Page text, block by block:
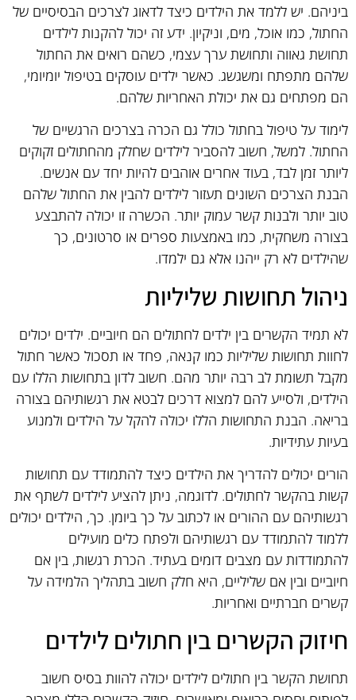
ביניהם. יש ללמד את הילדים כיצד לדאוג לצרכים הבסיסיים של
החתול, כמו אוכל, מים, וניקיון. ידע זה יכול להקנות לילדים
תחושת גאווה ותחושת ערך עצמי, כשהם רואים את החתול
שלהם מתפתח ומשגשג. כאשר ילדים עוסקים בטיפול יומיומי,
הם מפתחים גם את יכולת האחריות שלהם.
לימוד על טיפול בחתול כולל גם הכרה בצרכים הרגשיים של
החתול. למשל, חשוב להסביר לילדים שחלק מהחתולים זקוקים
ליותר זמן לבד, בעוד אחרים אוהבים להיות יחד עם אנשים.
הבנת הצרכים השונים תעזור לילדים להבין את החתול שלהם
טוב יותר ולבנות קשר עמוק יותר. הכשרה זו יכולה להתבצע
בצורה משחקית, כמו באמצעות ספרים או סרטונים, כך
שהילדים לא רק ייהנו אלא גם ילמדו.
ניהול תחושות שליליות
לא תמיד הקשרים בין ילדים לחתולים הם חיוביים. ילדים יכולים
לחוות תחושות שליליות כמו קנאה, פחד או תסכול כאשר חתול
מקבל תשומת לב רבה יותר מהם. חשוב לדון בתחושות הללו עם
הילדים, ולסייע להם למצוא דרכים לבטא את רגשותיהם בצורה
בריאה. הבנת התחושות הללו יכולה להקל על הילדים ולמנוע
בעיות עתידיות.
הורים יכולים להדריך את הילדים כיצד להתמודד עם תחושות
קשות בהקשר לחתולים. לדוגמה, ניתן להציע לילדים לשתף את
רגשותיהם עם ההורים או לכתוב על כך ביומן. כך, הילדים יכולים
ללמוד להתמודד עם רגשותיהם ולפתח כלים מועילים
להתמודדות עם מצבים דומים בעתיד. הכרת רגשות, בין אם
חיוביים ובין אם שליליים, היא חלק חשוב בתהליך הלמידה על
קשרים חברתיים ואחריות.
חיזוק הקשרים בין חתולים לילדים
תחושת הקשר בין חתולים לילדים יכולה להוות בסיס חשוב